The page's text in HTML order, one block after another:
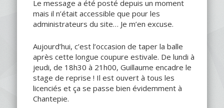
Le message a été posté depuis un moment
mais il n’était accessible que pour les
administrateurs du site… Je m’en excuse.
Aujourd’hui, c’est l’occasion de taper la balle
après cette longue coupure estivale. De lundi à
jeudi, de 18h30 à 21h00, Guillaume encadre le
stage de reprise ! Il est ouvert à tous les
licenciés et ça se passe bien évidemment à
Chantepie.